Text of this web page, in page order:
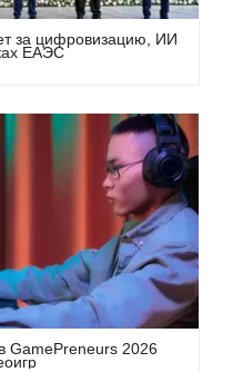
за цифровизацию, ИИ
ЕАЭС
GamePreneurs 2026